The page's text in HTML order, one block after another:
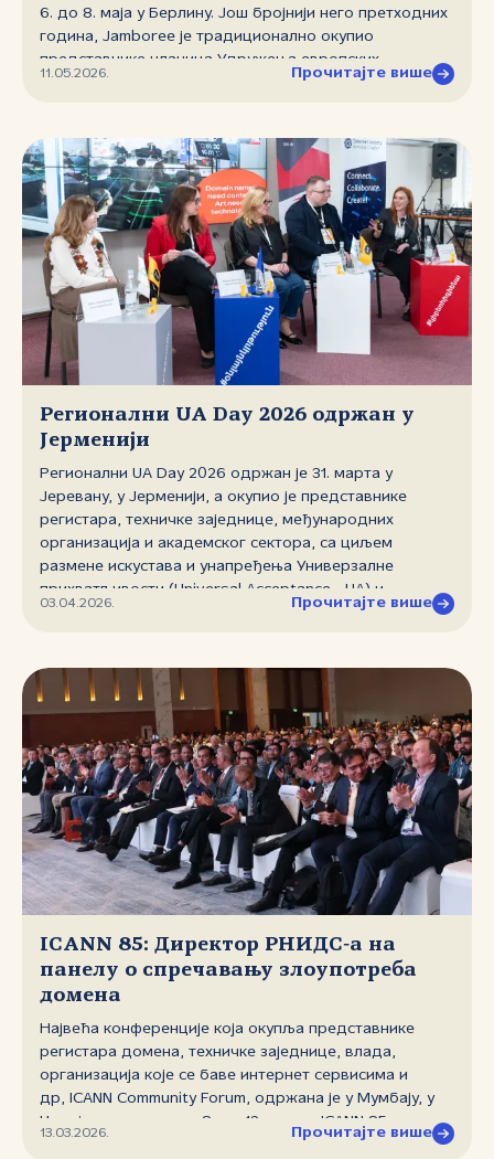
6. до 8. маја у Берлину. Још бројнији него претходних
година, Jamboree је традиционално окупио
представнике чланица Удружења европских
националних регистара домена највишег нивоа
регистрима домена. Програм конференције био је
разноврстан и темељно припремљен да адресира
питања актуелна у доменској индустрији, те су
тематске целине биле посвећене безбедности,
злоупотребама домена, употреби вештачке
интелигенције, стратешком планирању, расту,
одговору на кризне ситуације, питањима усклађивања
пословања и правила са различитим прописима итд.
11.05.2026. Прочитајте више
Регионални UA Day 2026 одржан у
Јерменији
Регионални UA Day 2026 одржан је 31. марта у
Јеревану, у Јерменији, а окупио је представнике
регистара, техничке заједнице, међународних
организација и академског сектора, са циљем
размене искустава и унапређења Универзалне
прихватљивости (Universal Acceptance ‑ UA) и
вишејезичности на интернету. Домаћин догађаја био
представница Фондације ”Регистар националног
интернет домена Србије” (РНИДС).
03.04.2026. Прочитајте више
ICANN 85: Директор РНИДС‑а на
панелу о спречавању злоупотреба
домена
Највећа конференције која окупља представнике
регистара домена, техничке заједнице, влада,
организација које се баве интернет сервисима и
др, ICANN Community Forum, одржана је у Мумбају, у
Индији у периоду од 8. до 12. марта. ICANN 85 окупио
је више од 1.400 учесника из 112 земаља на лицу
13.03.2026. Прочитајте више